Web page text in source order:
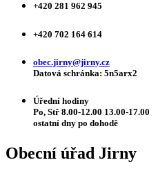
+420 281 962 945
+420 702 164 614
obec.jirny@jirny.cz
Datová schránka: 5n5arx2
Úřední hodiny
Po, Stř 8.00-12.00 13.00-17.00
ostatní dny po dohodě
Obecní úřad Jirny